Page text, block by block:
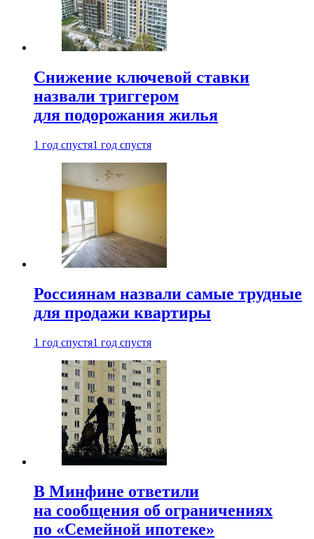
Снижение ключевой ставки
назвали триггером
для подорожания жилья
1 год спустя1 год спустя
Россиянам назвали самые трудные
для продажи квартиры
1 год спустя1 год спустя
В Минфине ответили
на сообщения об ограничениях
по «Семейной ипотеке»